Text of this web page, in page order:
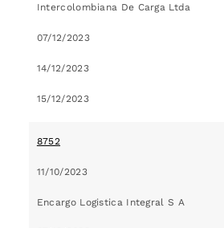
Intercolombiana De Carga Ltda
07/12/2023
14/12/2023
15/12/2023
8752
11/10/2023
Encargo Logistica Integral S A